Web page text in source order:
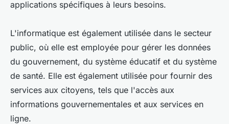
applications spécifiques à leurs besoins.
L'informatique est également utilisée dans le secteur
public, où elle est employée pour gérer les données
du gouvernement, du système éducatif et du système
de santé. Elle est également utilisée pour fournir des
services aux citoyens, tels que l'accès aux
informations gouvernementales et aux services en
ligne.